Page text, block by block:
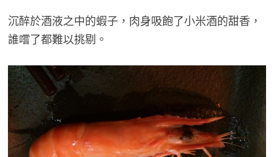
沉醉於酒液之中的蝦子，肉身吸飽了小米酒的甜香，
誰嚐了都難以挑剔。